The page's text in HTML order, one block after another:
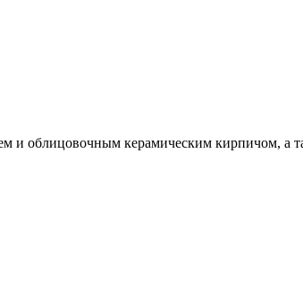
и облицовочным керамическим кирпичом, а